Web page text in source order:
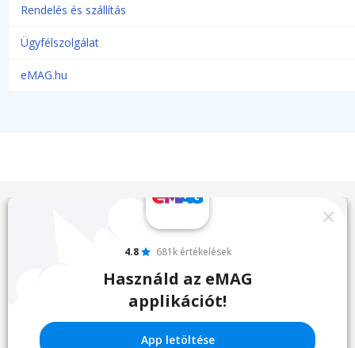
Rendelés és szállítás
Ügyfélszolgálat
eMAG.hu
4.8 681k értékelések
Használd az eMAG
applikációt!
App letöltése